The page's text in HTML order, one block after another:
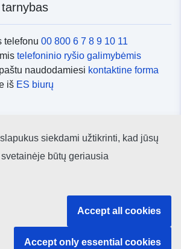
telefonu 00 800 6 7 8 9 10 11
telefoninio ryšio galimybėmis
naudodamiesi kontaktine forma
iš ES biurų
kanalai
siekdami užtikrinti, kad jūsų
būtų geriausia
Accept all cookies
Accept only essential cookies